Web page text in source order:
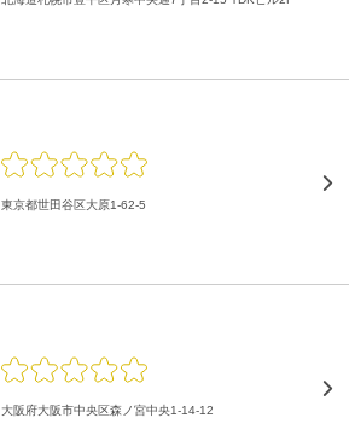
東京都世田谷区大原1-62-5
大阪府大阪市中央区森ノ宮中央1-14-12